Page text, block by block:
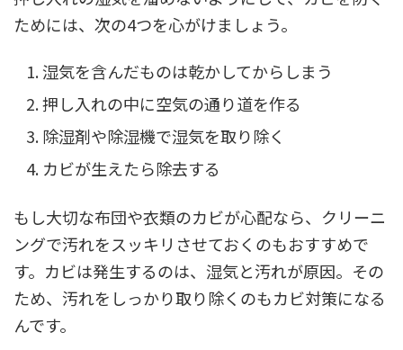
ためには、次の4つを心がけましょう。
湿気を含んだものは乾かしてからしまう
押し入れの中に空気の通り道を作る
除湿剤や除湿機で湿気を取り除く
カビが生えたら除去する
もし大切な布団や衣類のカビが心配なら、クリーニ
ングで汚れをスッキリさせておくのもおすすめで
す。カビは発生するのは、湿気と汚れが原因。その
ため、汚れをしっかり取り除くのもカビ対策になる
んです。